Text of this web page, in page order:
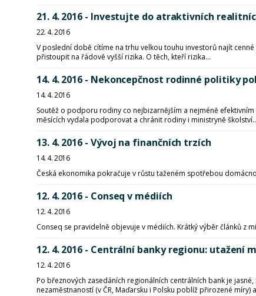
21. 4. 2016 - Investujte do atraktivních
22. 4. 2016
V poslední době cítíme na trhu velkou touhu investorů najít
přistoupit na řádově vyšší rizika. O těch, kteří rizika...
14. 4. 2016 - Nekoncepčnost rodinné politiky
14. 4. 2016
Soutěž o podporu rodiny co nejbizarnějším a nejméně
měsících vydala podporovat a chránit rodiny i ministryně
13. 4. 2016 - Vývoj na finančních trzích
14. 4. 2016
Česká ekonomika pokračuje v růstu taženém spotřebou
12. 4. 2016 - Conseq v médiích
12. 4. 2016
Conseq se pravidelně objevuje v médiích. Krátký výběr článků z
12. 4. 2016 - Centrální banky regionu: utažení
12. 4. 2016
Po březnových zasedáních regionálních centrálních bank je
nezaměstnaností (v ČR, Maďarsku i Polsku poblíž přirozené míry)